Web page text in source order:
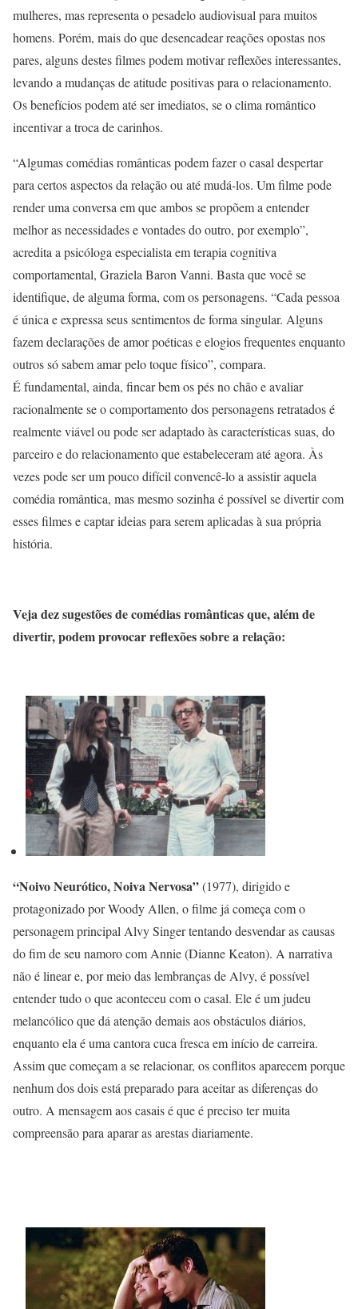
mulheres, mas representa o pesadelo audiovisual para muitos
homens. Porém, mais do que desencadear reações opostas nos
pares, alguns destes filmes podem motivar reflexões interessantes,
levando a mudanças de atitude positivas para o relacionamento.
Os benefícios podem até ser imediatos, se o clima romântico
incentivar a troca de carinhos.
“Algumas comédias românticas podem fazer o casal despertar
para certos aspectos da relação ou até mudá-los. Um filme pode
render uma conversa em que ambos se propõem a entender
melhor as necessidades e vontades do outro, por exemplo”,
acredita a psicóloga especialista em terapia cognitiva
comportamental, Graziela Baron Vanni. Basta que você se
identifique, de alguma forma, com os personagens. “Cada pessoa
é única e expressa seus sentimentos de forma singular. Alguns
fazem declarações de amor poéticas e elogios frequentes enquanto
outros só sabem amar pelo toque físico”, compara.
É fundamental, ainda, fincar bem os pés no chão e avaliar
racionalmente se o comportamento dos personagens retratados é
realmente viável ou pode ser adaptado às características suas, do
parceiro e do relacionamento que estabeleceram até agora. Às
vezes pode ser um pouco difícil convencê-lo a assistir aquela
comédia romântica, mas mesmo sozinha é possível se divertir com
esses filmes e captar ideias para serem aplicadas à sua própria
história.
Veja dez sugestões de comédias românticas que, além de
divertir, podem provocar reflexões sobre a relação:
“Noivo Neurótico, Noiva Nervosa”(1977), dirigido e
protagonizado por Woody Allen, o filme já começa com o
personagem principal Alvy Singer tentando desvendar as causas
do fim de seu namoro com Annie (Dianne Keaton). A narrativa
não é linear e, por meio das lembranças de Alvy, é possível
entender tudo o que aconteceu com o casal. Ele é um judeu
melancólico que dá atenção demais aos obstáculos diários,
enquanto ela é uma cantora cuca fresca em início de carreira.
Assim que começam a se relacionar, os conflitos aparecem porque
nenhum dos dois está preparado para aceitar as diferenças do
outro. A mensagem aos casais é que é preciso ter muita
compreensão para aparar as arestas diariamente.